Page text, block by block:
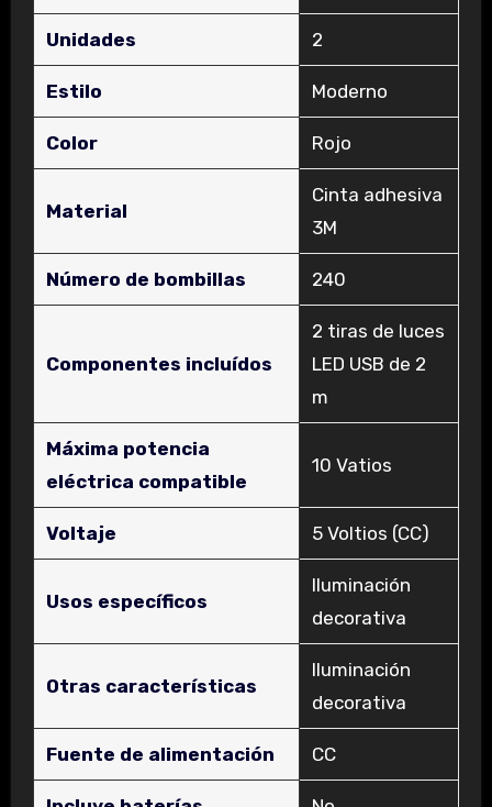
Unidades ‎2
Estilo ‎Moderno
Color ‎Rojo
Material
‎Cinta adhesiva
3M
Número de bombillas ‎240
Componentes incluídos
‎2 tiras de luces
LED USB de 2
m
Máxima potencia
eléctrica compatible
‎10 Vatios
Voltaje ‎5 Voltios (CC)
Usos específicos
‎Iluminación
decorativa
Otras características
‎Iluminación
decorativa
Fuente de alimentación ‎CC